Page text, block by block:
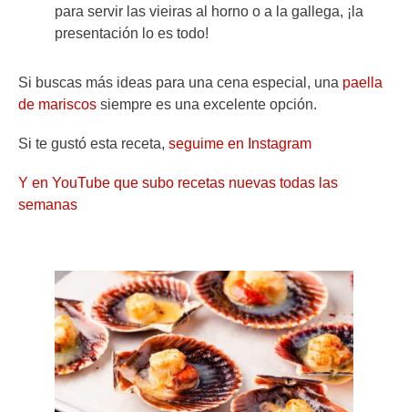
para servir las vieiras al horno o a la gallega, ¡la
presentación lo es todo!
Si buscas más ideas para una cena especial, una paella
de mariscos siempre es una excelente opción.
Si te gustó esta receta, seguime en Instagram
Y en YouTube que subo recetas nuevas todas las
semanas